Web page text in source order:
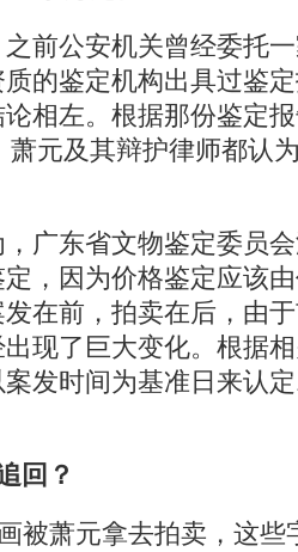
公安机关曾经委托一
的鉴定机构出具过鉴
相左。根据那份鉴定
萧元及其辩护律师都认
东省文物鉴定委员会
，因为价格鉴定应该
在前，拍卖在后，由
现了巨大变化。根据
发时间为基准日来认
回？
萧元拿去拍卖，这些